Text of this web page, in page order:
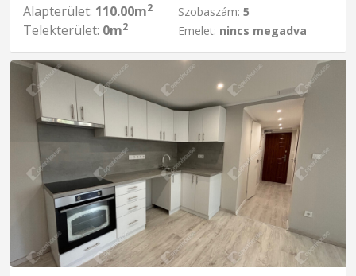
Alapterület: 110.00m2
Telekterület: 0m2
Szobaszám: 5
Emelet: nincs megadva